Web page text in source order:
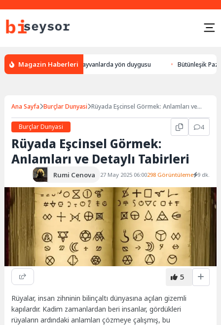
Magazin Haberleri
leylek yön bulması, hayvanlarda yön duygusu Bütünleşik
Ana Sayfa Burçlar Dunyasi Rüyada Eşcinsel Görmek: Anlamları ve
Burçlar Dunyasi
4
Rüyada Eşcinsel Görmek:
Anlamları ve Detaylı Tabirleri
Rumi Cenova 27 May 2025 06:00298 Görüntüleme 9 dk.
5
Rüyalar, insan zihninin bilinçaltı dünyasına açılan gizemli
kapılardır. Kadim zamanlardan beri insanlar, gördükleri
rüyaların ardındaki anlamları çözmeye çalışmış, bu